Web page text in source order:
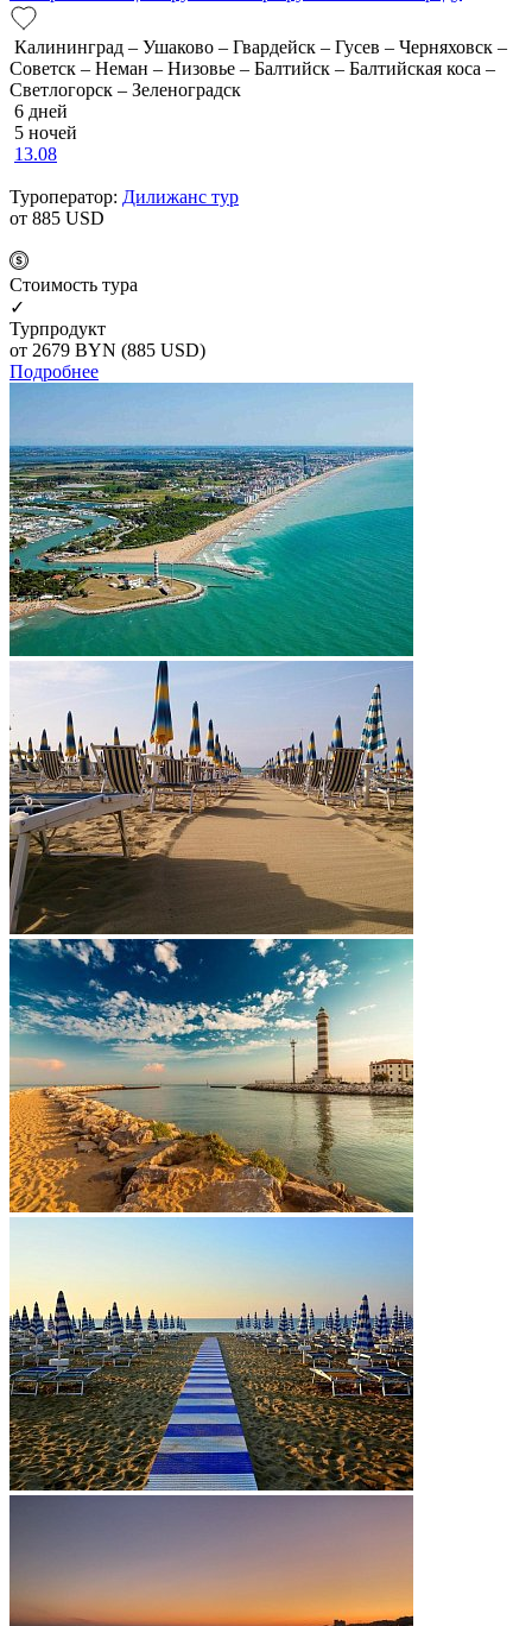
Калининград – Ушаково – Гвардейск – Гусев – Черняховск –
Советск – Неман – Низовье – Балтийск – Балтийская коса –
Светлогорск – Зеленоградск
6 дней
5 ночей
13.08
Туроператор: Дилижанс тур
от 885 USD
Cтоимость тура
✓
Турпродукт
от 2679 BYN (885 USD)
Подробнее